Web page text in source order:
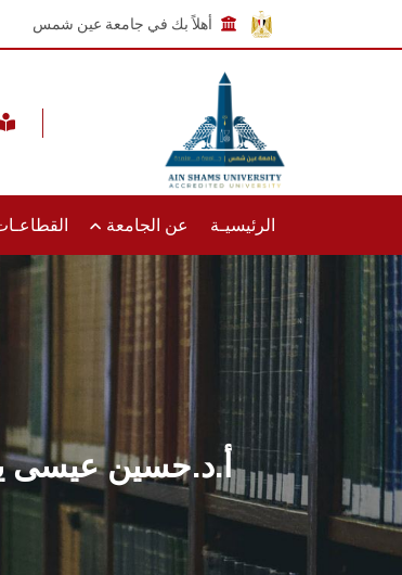
أهلاً بك في جامعة عين شمس
الرئيسيـة عن الجامعة
أ.د.حسين عيسى